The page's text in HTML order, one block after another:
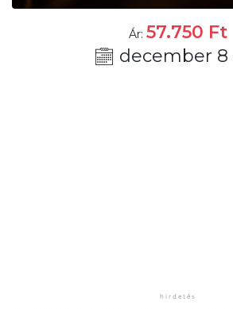
Ár: 57.750 Ft
december 8